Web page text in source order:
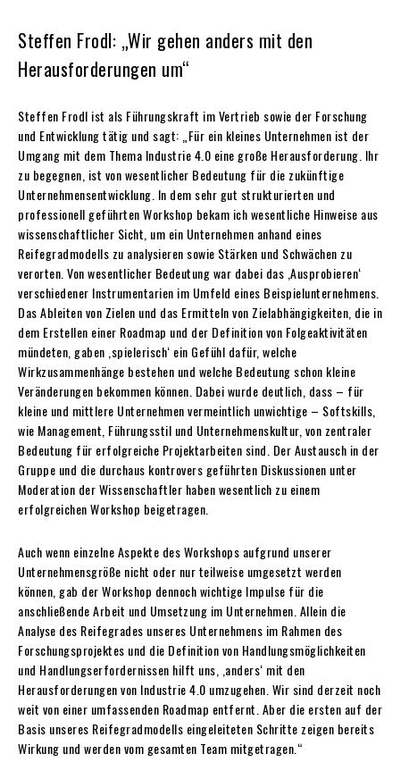
Steffen Frodl: „Wir gehen anders mit den
Herausforderungen um“
Steffen Frodl ist als Führungskraft im Vertrieb sowie der Forschung
und Entwicklung tätig und sagt: „Für ein kleines Unternehmen ist der
Umgang mit dem Thema Industrie 4.0 eine große Herausforderung. Ihr
zu begegnen, ist von wesentlicher Bedeutung für die zukünftige
Unternehmensentwicklung. In dem sehr gut strukturierten und
professionell geführten Workshop bekam ich wesentliche Hinweise aus
wissenschaftlicher Sicht, um ein Unternehmen anhand eines
Reifegradmodells zu analysieren sowie Stärken und Schwächen zu
verorten. Von wesentlicher Bedeutung war dabei das ,Ausprobieren‘
verschiedener Instrumentarien im Umfeld eines Beispielunternehmens.
Das Ableiten von Zielen und das Ermitteln von Zielabhängigkeiten, die in
dem Erstellen einer Roadmap und der Definition von Folgeaktivitäten
mündeten, gaben ,spielerisch‘ ein Gefühl dafür, welche
Wirkzusammenhänge bestehen und welche Bedeutung schon kleine
Veränderungen bekommen können. Dabei wurde deutlich, dass – für
kleine und mittlere Unternehmen vermeintlich unwichtige – Softskills,
wie Management, Führungsstil und Unternehmenskultur, von zentraler
Bedeutung für erfolgreiche Projektarbeiten sind. Der Austausch in der
Gruppe und die durchaus kontrovers geführten Diskussionen unter
Moderation der Wissenschaftler haben wesentlich zu einem
erfolgreichen Workshop beigetragen.
Auch wenn einzelne Aspekte des Workshops aufgrund unserer
Unternehmensgröße nicht oder nur teilweise umgesetzt werden
können, gab der Workshop dennoch wichtige Impulse für die
anschließende Arbeit und Umsetzung im Unternehmen. Allein die
Analyse des Reifegrades unseres Unternehmens im Rahmen des
Forschungsprojektes und die Definition von Handlungsmöglichkeiten
und Handlungserfordernissen hilft uns, ,anders‘ mit den
Herausforderungen von Industrie 4.0 umzugehen. Wir sind derzeit noch
weit von einer umfassenden Roadmap entfernt. Aber die ersten auf der
Basis unseres Reifegradmodells eingeleiteten Schritte zeigen bereits
Wirkung und werden vom gesamten Team mitgetragen.“